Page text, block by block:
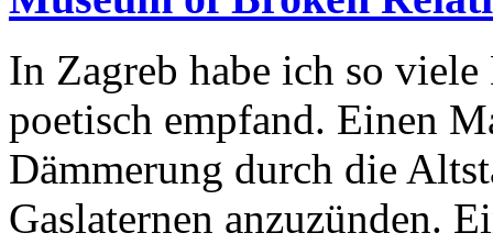
In Zagreb habe ich so
poetisch empfand. Einen
Dämmerung durch die
Gaslaternen anzuzünden.